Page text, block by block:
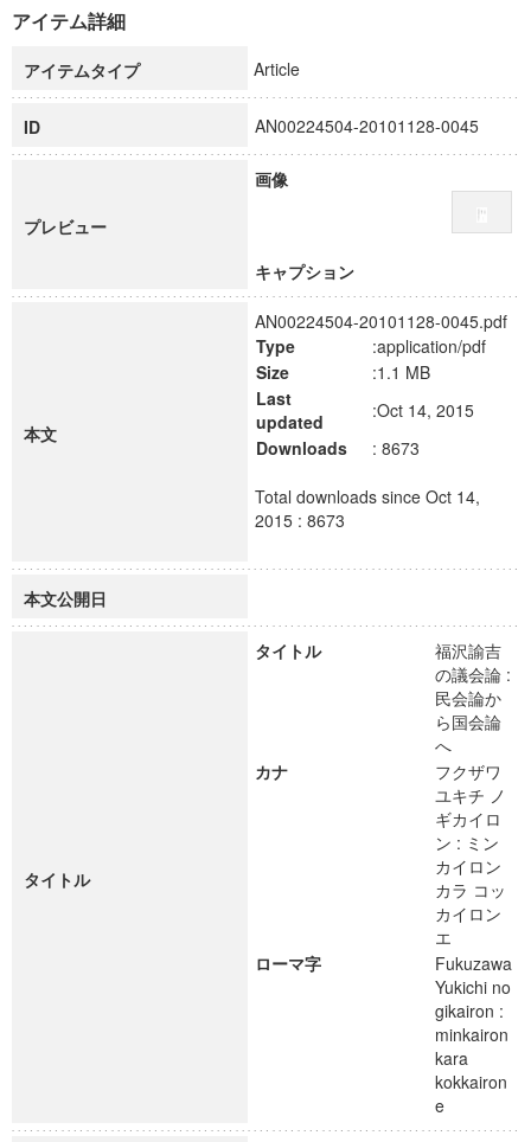
科学研究費補助金研究成果報告書
慶應義塾大学グローバルCOEプログラム市民社会ガバナンス
慶應義塾大学グローバルCOEプログラム論理と感性の先端的
博士課程教育リーディングプログラム「超成熟社会発展のサ
学術雑誌掲載論文等(8)
アイテム詳細
アイテムタイプ Article
ID AN00224504-20101128-0045
プレビュー
画像
キャプション
本文
AN00224504-20101128-0045.pdf
Type
:application/pdf
Size
:1.1 MB
Last
updated
:Oct 14, 2015
Downloads
: 8673
Total downloads since Oct 14,
2015 : 8673
本文公開日
タイトル
タイトル
福沢諭吉
の議会論 :
民会論か
ら国会論
へ
カナ
フクザワ
ユキチ ノ
ギカイロ
ン : ミン
カイロン
カラ コッ
カイロン
エ
ローマ字
Fukuzawa
Yukichi no
gikairon :
minkairon
kara
kokkairon
e